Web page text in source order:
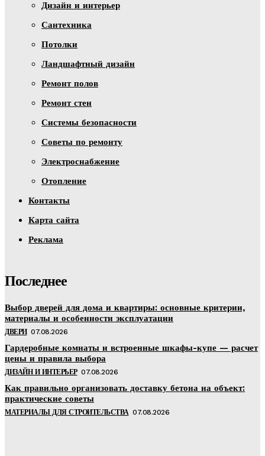
Дизайн и интерьер
Сантехника
Потолки
Ландшафтный дизайн
Ремонт полов
Ремонт стен
Системы безопасности
Советы по ремонту
Электроснабжение
Отопление
Контакты
Карта сайта
Реклама
Последнее
Выбор дверей для дома и квартиры: основные критерии,
материалы и особенности эксплуатации
ДВЕРИ 07.08.2026
Гардеробные комнаты и встроенные шкафы-купе — расчет
цены и правила выбора
ДИЗАЙН И ИНТЕРЬЕР 07.08.2026
Как правильно организовать доставку бетона на объект:
практические советы
МАТЕРИАЛЫ ДЛЯ СТРОИТЕЛЬСТВА 07.08.2026